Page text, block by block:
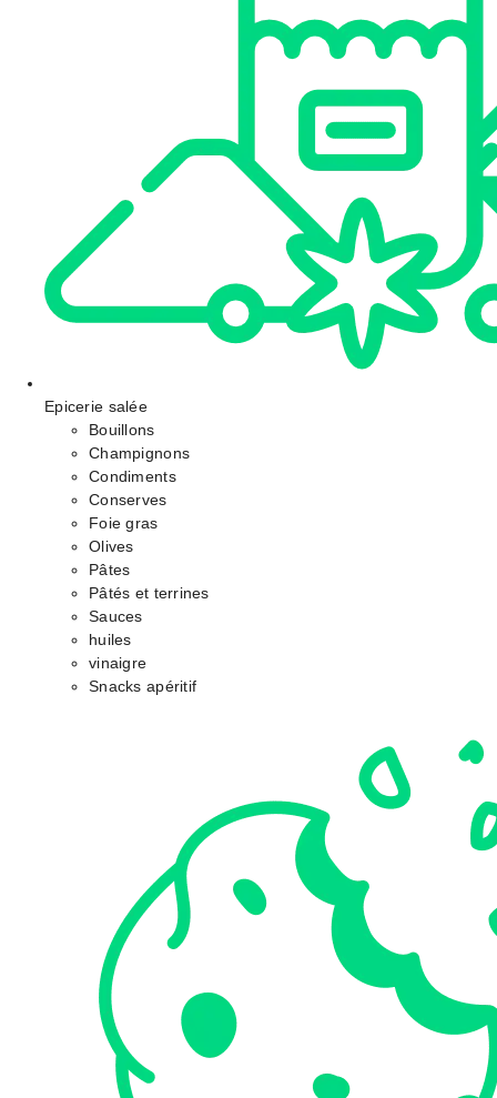
Epicerie salée
Bouillons
Champignons
Condiments
Conserves
Foie gras
Olives
Pâtes
Pâtés et terrines
Sauces
huiles
vinaigre
Snacks apéritif